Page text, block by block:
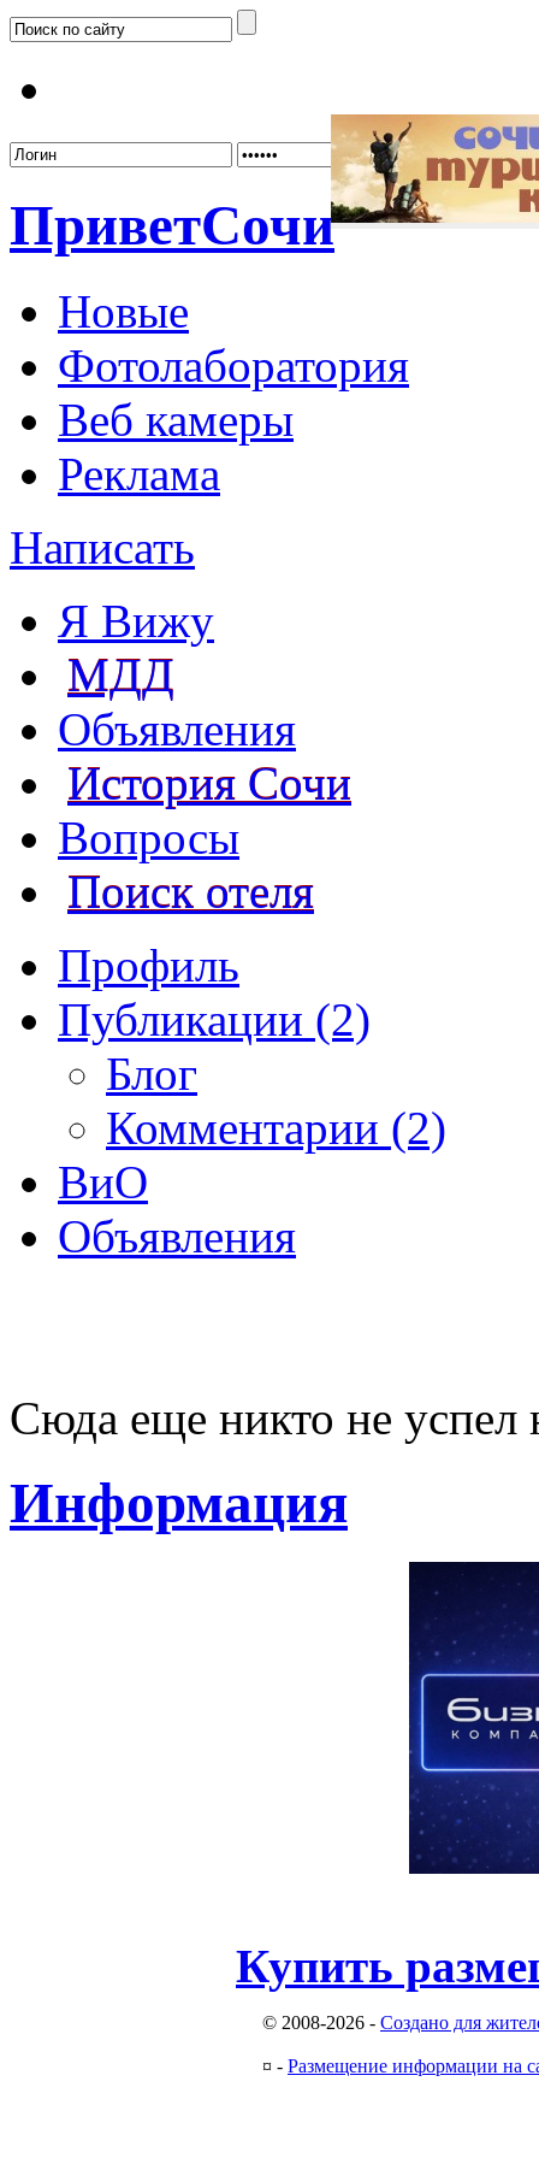
ПриветСочи
Новые
Фотолаборатория
Веб камеры
Реклама
Написать
Я Вижу
МДД
Объявления
История Сочи
Вопросы
Поиск отеля
Профиль
Публикации (2)
Блог
Комментарии (2)
ВиО
Объявления
Сюда еще никто не успел
Информация
Купить
© 2008-2026 - Создано для
¤ - Размещение информации на